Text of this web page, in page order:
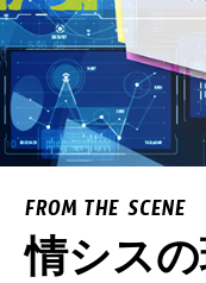
FROM THE SCENE
情シス